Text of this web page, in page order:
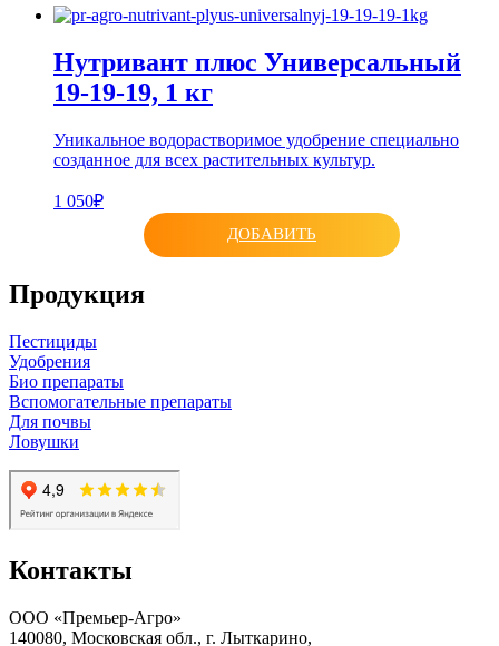
Нутривант плюс Универсальный
19-19-19, 1 кг
Уникальное водорастворимое удобрение специально
созданное для всех растительных культур.
1 050₽
ДОБАВИТЬ
Продукция
Пестициды
Удобрения
Био препараты
Вспомогательные препараты
Для почвы
Ловушки
Контакты
ООО «Премьер-Агро»
140080, Московская обл., г. Лыткарино,